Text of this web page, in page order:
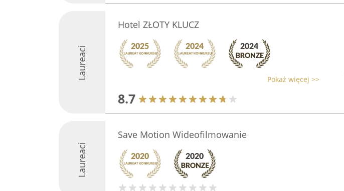
Laureaci
Hotel ZŁOTY KLUCZ
Pokaż więcej >>
8.7
Laureaci
Save Motion Wideofilmowanie